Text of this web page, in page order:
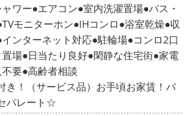
ャワー エアコン 室内洗濯置場 バス・
TVモニターホン IHコンロ 浴室乾燥 収
インターネット対応 駐輪場 コンロ2口
場 日当たり良好 閑静な住宅街 家電
要 高齢者相談
き！（サービス品）お手頃お家賃！バ
パレート☆